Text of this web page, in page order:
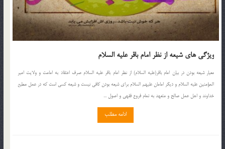
ویژگی های شیعه از نظر امام باقر علیه السلام
معیار شیعه بودن در بیان امام باقر(علیه السلام) از نظر امام باقر علیه السلام صرف اعتقاد به امامت و ولایت امیر
المؤمنین علیه السلام و دیگر امامان علیهم السلام برای شیعه بودن کافی نیست و شیعه کسی است که در عمل مطیع
خداوند و اهل عمل صالح و متعهد به تمام فروع فقهی و اصول ...
ادامه مطلب